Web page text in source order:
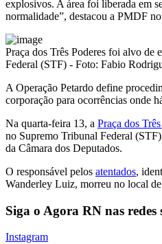
explosivos. A área foi liberada em
normalidade”, destacou a PMDF
Praça dos Três Poderes foi alvo de
Federal (STF) - Foto: Fabio
A Operação Petardo define
corporação para ocorrências onde
Na quarta-feira 13, a Praça dos
no Supremo Tribunal Federal
da Câmara dos Deputados.
O responsável pelos atentados,
Wanderley Luiz, morreu no local de
Siga o Agora RN nas redes
Instagram